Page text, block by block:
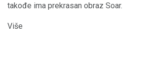
takođe ima prekrasan obraz Soar.
Više